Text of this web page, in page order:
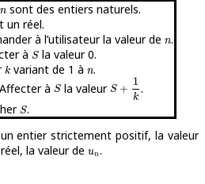
n
nsont des entiers naturels.
un réel.
à l’utilisateur la valeur de n
n.
à S
Sla valeur 0.
k
kvariant de 1 à n
n.
Affecter à S
Sla valeur S +
1
k
S+1 k .
S
S.
entier strictement positif, la valeur
la valeur deun
un.